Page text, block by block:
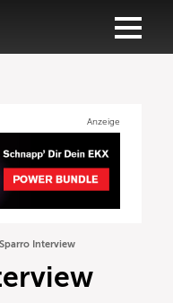
Anzeige
Interview